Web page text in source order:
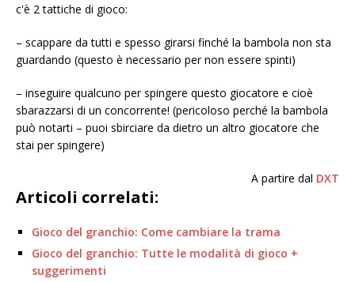
c'è 2 tattiche di gioco:
– scappare da tutti e spesso girarsi finché la bambola non sta
guardando (questo è necessario per non essere spinti)
– inseguire qualcuno per spingere questo giocatore e cioè
sbarazzarsi di un concorrente! (pericoloso perché la bambola
può notarti – puoi sbirciare da dietro un altro giocatore che
stai per spingere)
A partire dal DXT
Articoli correlati:
Gioco del granchio: Come cambiare la trama
Gioco del granchio: Tutte le modalità di gioco +
suggerimenti